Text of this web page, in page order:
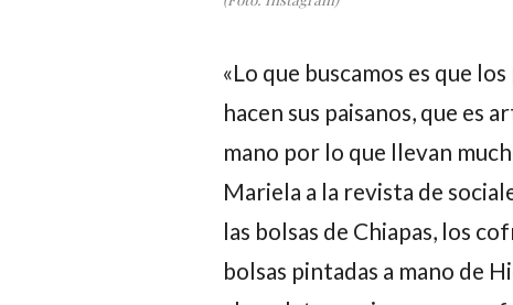
«Lo que buscamos es que
hacen sus paisanos, que es
mano por lo que llevan
Mariela a la revista de
las bolsas de Chiapas, los
bolsas pintadas a mano de